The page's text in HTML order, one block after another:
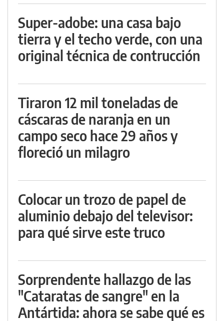
Super-adobe: una casa bajo
tierra y el techo verde, con una
original técnica de contrucción
Tiraron 12 mil toneladas de
cáscaras de naranja en un
campo seco hace 29 años y
floreció un milagro
Colocar un trozo de papel de
aluminio debajo del televisor:
para qué sirve este truco
Sorprendente hallazgo de las
"Cataratas de sangre" en la
Antártida: ahora se sabe qué es